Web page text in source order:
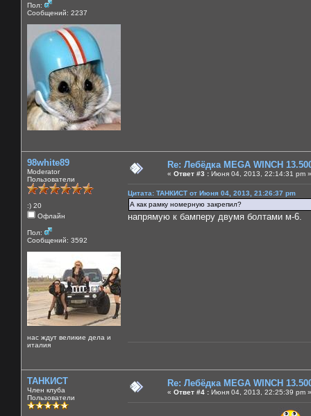
Пол:
Сообщений: 2237
98white89
Moderator
Пользователи
:) 20
Офлайн
Пол:
Сообщений: 3592
нас ждут великие дела и
италия
Re: Лебёдка MEGA WINCH
« Ответ #3 : Июня 04, 2013, 22:14:31 pm »
Цитата: ТАНКИСТ от Июня 04, 2013, 21:26:37 pm
А как рамку номерную закрепил?
напрямую к бамперу двумя болтами м-6.
ТАНКИСТ
Член клуба
Пользователи
Re: Лебёдка MEGA WINCH
« Ответ #4 : Июня 04, 2013, 22:25:39 pm »